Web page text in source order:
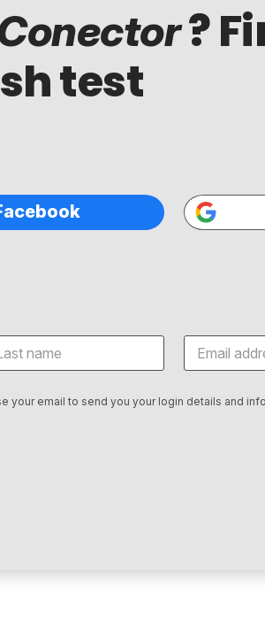
?
test
your email to send you your login details and